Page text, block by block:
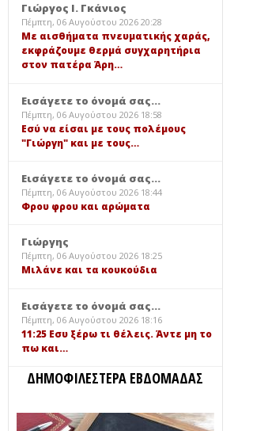
Γιώργος Ι. Γκάνιος
Πέμπτη, 06 Αυγούστου 2026 20:28
Με αισθήματα πνευματικής χαράς,
εκφράζουμε θερμά συγχαρητήρια
στον πατέρα Άρη…
Εισάγετε το όνομά σας...
Πέμπτη, 06 Αυγούστου 2026 18:58
Εσύ να είσαι με τους πολέμους
"Γιώργη" και με τους…
Εισάγετε το όνομά σας...
Πέμπτη, 06 Αυγούστου 2026 18:44
Φρου φρου και αρώματα
Γιώργης
Πέμπτη, 06 Αυγούστου 2026 18:25
Μιλάνε και τα κουκούδια
Εισάγετε το όνομά σας...
Πέμπτη, 06 Αυγούστου 2026 18:16
11:25 Εσυ ξέρω τι θέλεις. Άντε μη το
πω και…
ΔΗΜΟΦΙΛΕΣΤΕΡΑ ΕΒΔΟΜΑΔΑΣ